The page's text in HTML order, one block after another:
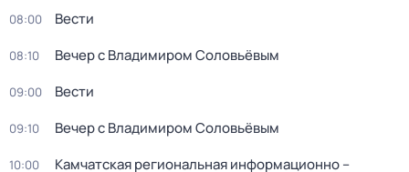
08:00 Вести
08:10 Вечер с Владимиром Соловьёвым
09:00 Вести
09:10 Вечер с Владимиром Соловьёвым
10:00 Камчатская региональная информационно –